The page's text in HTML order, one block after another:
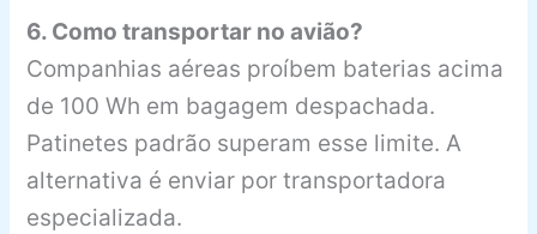
6. Como transportar no avião?
Companhias aéreas proíbem baterias acima
de 100 Wh em bagagem despachada.
Patinetes padrão superam esse limite. A
alternativa é enviar por transportadora
especializada.